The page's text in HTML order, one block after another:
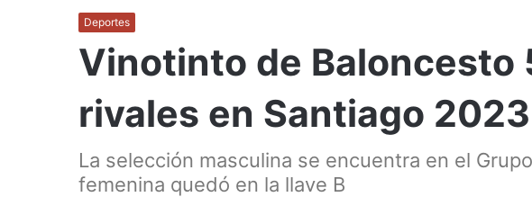
Deportes
Vinotinto de Baloncesto
rivales en Santiago 2023
La selección masculina se encuentra en el
femenina quedó en la llave B